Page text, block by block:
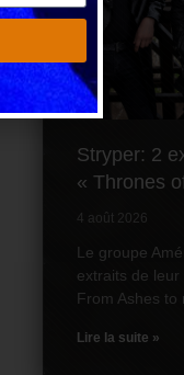
Stryper: 2
« Thrones
4 août 2026
Le groupe
extraits de
From Ashes
Lire la suite »